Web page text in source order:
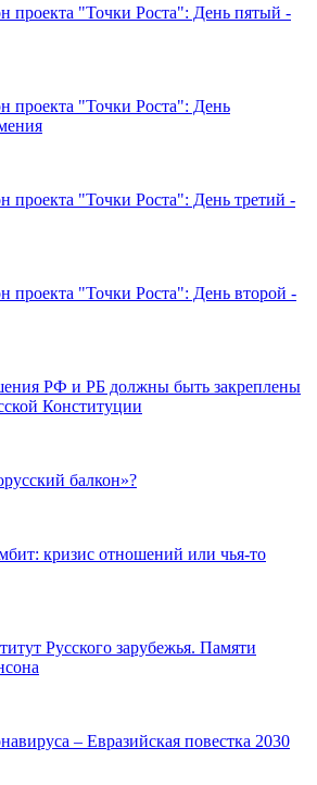
проекта "Точки Роста": День пятый -
проекта "Точки Роста": День
проекта "Точки Роста": День третий -
проекта "Точки Роста": День второй -
РФ и РБ должны быть закреплены
Конституции
балкон»?
кризис отношений или чья-то
Русского зарубежья. Памяти
– Евразийская повестка 2030